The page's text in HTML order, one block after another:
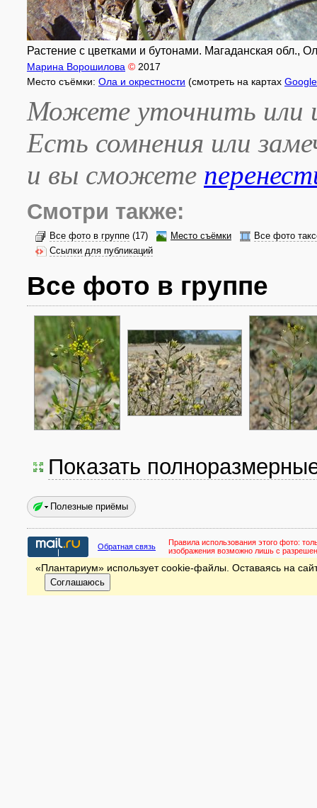
Растение с цветками и бутонами. Магаданская обл.,
Марина Ворошилова © 2017
Место съёмки: Ола и окрестности (смотреть на картах Google
Можете уточнить или
Есть сомнения или
и вы сможете
Смотри также:
Все фото в группе (17) Место съёмки
Все фото
Ссылки для публикаций
Все фото в группе
Показать
Полезные приёмы
Обратная связь Правила использования этого фото:
изображения возможно лишь с
«Плантариум» использует cookie-файлы. Оставаясь на
Соглашаюсь